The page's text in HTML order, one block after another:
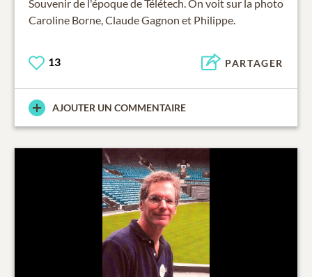
Souvenir de l'époque de Télétech. On voit sur la photo
Caroline Borne, Claude Gagnon et Philippe.
13 PARTAGER
AJOUTER UN COMMENTAIRE